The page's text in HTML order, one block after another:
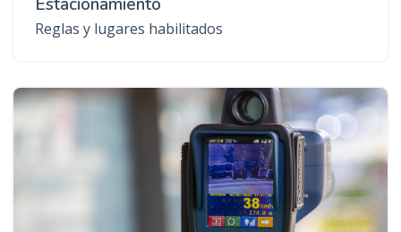
Estacionamiento
Reglas y lugares habilitados